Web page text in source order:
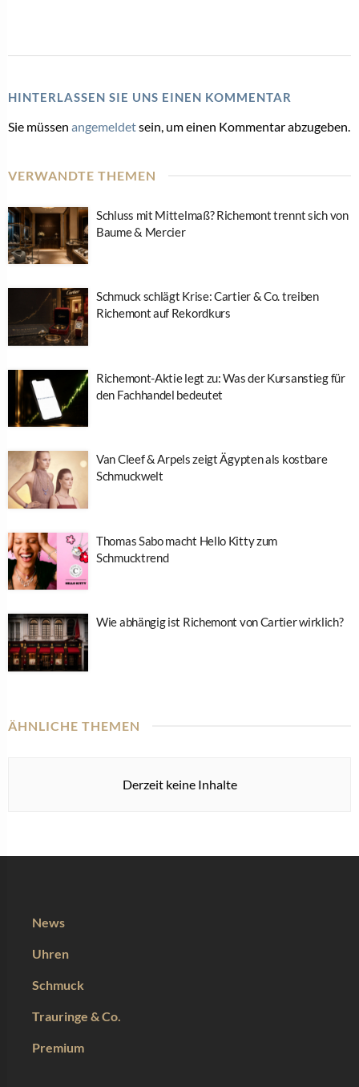
HINTERLASSEN SIE UNS EINEN KOMMENTAR
Sie müssen angemeldetsein, um einen Kommentar abzugeben.
VERWANDTE THEMEN
Schluss mit Mittelmaß? Richemont trennt sich von
Baume & Mercier
Schmuck schlägt Krise: Cartier & Co. treiben
Richemont auf Rekordkurs
Richemont-Aktie legt zu: Was der Kursanstieg für
den Fachhandel bedeutet
Van Cleef & Arpels zeigt Ägypten als kostbare
Schmuckwelt
Thomas Sabo macht Hello Kitty zum
Schmucktrend
Wie abhängig ist Richemont von Cartier wirklich?
ÄHNLICHE THEMEN
Derzeit keine Inhalte
News
Uhren
Schmuck
Trauringe & Co.
Premium